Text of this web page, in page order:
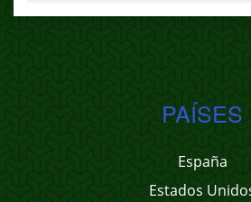
PAÍSES
España
Estados